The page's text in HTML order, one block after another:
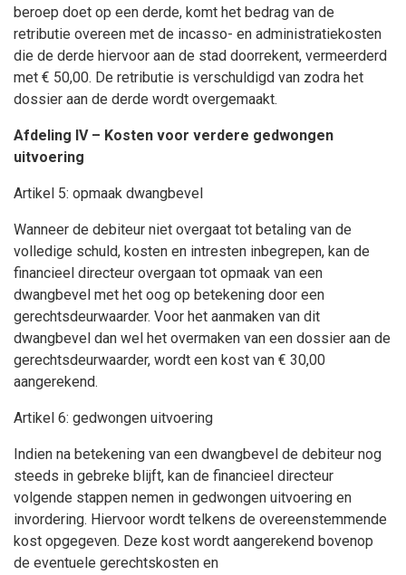
beroep doet op een derde, komt het bedrag van de
retributie overeen met de incasso- en administratiekosten
die de derde hiervoor aan de stad doorrekent, vermeerderd
met € 50,00. De retributie is verschuldigd van zodra het
dossier aan de derde wordt overgemaakt.
Afdeling IV – Kosten voor verdere gedwongen
uitvoering
Artikel 5: opmaak dwangbevel
Wanneer de debiteur niet overgaat tot betaling van de
volledige schuld, kosten en intresten inbegrepen, kan de
financieel directeur overgaan tot opmaak van een
dwangbevel met het oog op betekening door een
gerechtsdeurwaarder. Voor het aanmaken van dit
dwangbevel dan wel het overmaken van een dossier aan de
gerechtsdeurwaarder, wordt een kost van € 30,00
aangerekend.
Artikel 6: gedwongen uitvoering
Indien na betekening van een dwangbevel de debiteur nog
steeds in gebreke blijft, kan de financieel directeur
volgende stappen nemen in gedwongen uitvoering en
invordering. Hiervoor wordt telkens de overeenstemmende
kost opgegeven. Deze kost wordt aangerekend bovenop
de eventuele gerechtskosten en